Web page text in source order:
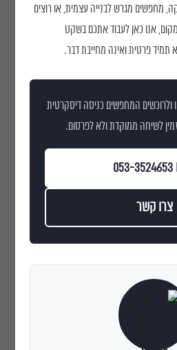
מחפשים מגרש לבנייה עצמית, או רוצים
אנו כאן לעבוד אתכם בשקט
תמיד פרטית ואינה מחייבת דבר.
ולרוכשים המחפשים כניסה דיסקרטית
צרו קשר